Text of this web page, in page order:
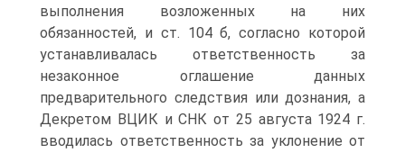
выполнения возложенных на них
обязанностей, и ст. 104 б, согласно которой
устанавливалась ответственность за
незаконное оглашение данных
предварительного следствия или дознания, а
Декретом ВЦИК и СНК от 25 августа 1924 г.
вводилась ответственность за уклонение от